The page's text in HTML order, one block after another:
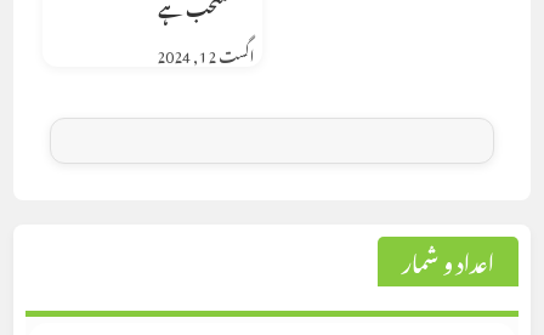
اگست 12, 2024
اعداد و شمار